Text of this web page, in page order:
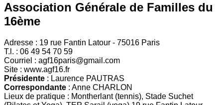
Association Générale de Familles du
16ème
Adresse : 19 rue Fantin Latour - 75016 Paris
T.l. : 06 49 54 70 59
Courriel : agf16paris@gmail.com
Site : www.agf16.fr
Présidente : Laurence PAUTRAS
Correspondante : Anne CHARLON
Lieux de pratique : Montherlant (tennis), Stade Suchet